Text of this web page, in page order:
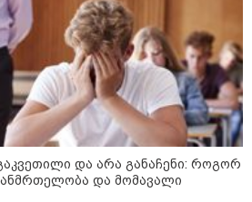
და არა განაჩენი: როგორ
და მომავალი